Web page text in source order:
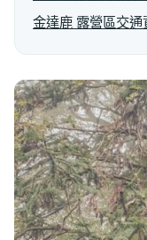
金達鹿 露營區交通